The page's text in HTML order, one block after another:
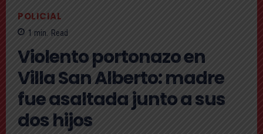
POLICIAL
1 min. Read
Violento portonazo en
Villa San Alberto: madre
fue asaltada junto a sus
dos hijos